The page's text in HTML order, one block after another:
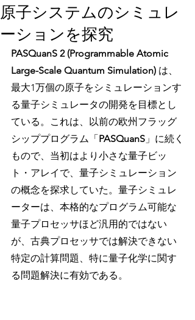
原子システムのシミュレ
ーションを探究
PASQuanS 2 (Programmable Atomic
Large-Scale Quantum Simulation) は、
最大1万個の原子をシミュレーションす
る量子シミュレータの開発を目標とし
ている。これは、以前の欧州フラッグ
シッププログラム「PASQuanS 」に続く
もので、当初はより小さな量子ビッ
ト・アレイで、量子シミュレーション
の概念を探求していた。量子シミュレ
ーターは、本格的なプログラム可能な
量子プロセッサほど汎用的ではない
が、古典プロセッサでは解決できない
特定の計算問題、特に量子化学に関す
る問題解決に有効である。